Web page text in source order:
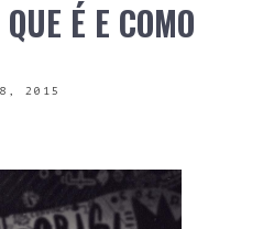
É E COMO
2015